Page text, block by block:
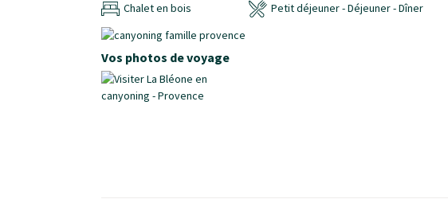
Chalet en bois Petit déjeuner - Déjeuner - Dîner
Vos photos de voyage